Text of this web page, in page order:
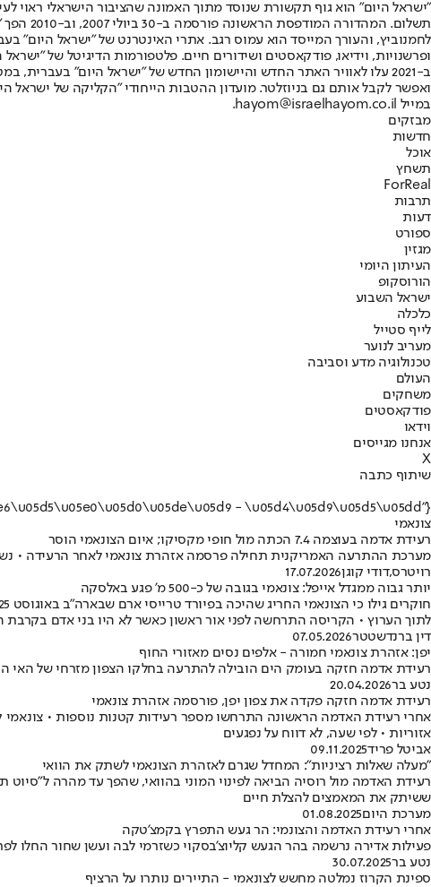
"ישראל היום" הוא גוף תקשורת שנוסד מתוך האמונה שהציבור הישראלי ראוי
ופרשנויות, וידיאו, פודקאסטים ושידורים חיים. פלטפורמות הדיגיטל של
ב-2021 עלו לאוויר האתר החדש והיישומון החדש של "ישראל היום"
ואפשר לקבל אותם גם בניוזלטר. מועדון ההטבות הייחודי "הקליקה של ישראל
במייל hayom@israelhayom.co.il.
מבזקים
חדשות
אוכל
תשחץ
ForReal
תרבות
דעות
ספורט
מגזין
העיתון היומי
הורוסקופ
ישראל השבוע
כלכלה
לייף סטייל
מעריב לנוער
טכנולוגיה מדע וסביבה
העולם
משחקים
פודקאסטים
וידאו
אנחנו מגייסים
X
שיתוף כתבה
{"name":"\u05e6\u05d5\u05e0\u05d0\u05de\u05d9 - \u05d4\u05d9\u05d5\u05dd"}
צונאמי
רעידת אדמה בעוצמה 7.4 הכתה מול חופי מקסיקו; איום הצונאמי הוסר
מערכת ההתרעה האמריקנית תחילה פרסמה אזהרת צונאמי לאחר הרעידה •
רויטרס,דודי קוגן17.07.2026
יותר גבוה ממגדל אייפל: צונאמי בגובה של כ-500 מ' פגע באלסקה
לתוך הערוץ • הקריסה התרחשה לפני אור ראשון כאשר לא היו בני אדם בקרבת
דין ברנדשטטר07.05.2026
יפן: אזהרת צונאמי חמורה - אלפים נסים מאזורי החוף
רעידת אדמה חזקה בעומק הים הובילה להתרעה בחלקו הצפון מזרחי של האי
נטע בר20.04.2026
רעידת אדמה חזקה פקדה את צפון יפן, פורסמה אזהרת צונאמי
אזוריות • לפי שעה, לא דווח על נפגעים
אביטל פריד09.11.2025
"מעלה שאלות רציניות": המחדל שגרם לאזהרת הצונאמי לשתק את הוואי
רעידת האדמה מול רוסיה הביאה לפינוי המוני בהוואי, שהפך עד מהרה ל"סיוט
ששיתק את המאמצים להצלת חיים
מערכת היום01.08.2025
אחרי רעידת האדמה והצונמי: הר געש התפרץ בקמצ'טקה
פעילות אדירה נרשמה בהר הגעש קליוצ'בסקוי כשזרמי לבה ועשן שחור החלו
נטע בר30.07.2025
ספינת הקרוז נמלטה מחשש לצונאמי - התיירים נותרו על הרציף